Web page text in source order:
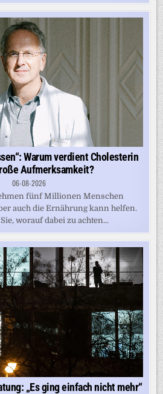
Warum verdient Cholesterin
Aufmerksamkeit?
06-08-2026
fünf Millionen Menschen
auch die Ernährung kann helfen.
worauf dabei zu achten...
„Es ging einfach nicht mehr“